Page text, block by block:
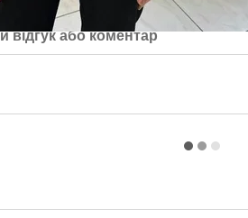
відгук або коментар